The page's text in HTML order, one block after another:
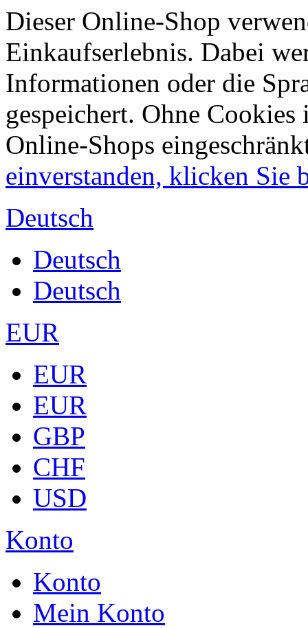
Dieser Online-Shop
Einkaufserlebnis. Dabei
Informationen oder die
gespeichert. Ohne
Online-Shops
einverstanden, klicken Sie
Deutsch
Deutsch
Deutsch
EUR
EUR
EUR
GBP
CHF
USD
Konto
Konto
Mein Konto